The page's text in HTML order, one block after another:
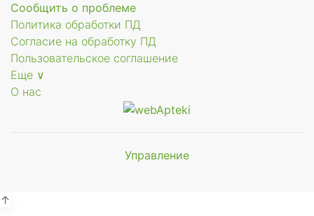
Сообщить о проблеме
Политика обработки ПД
Согласие на обработку ПД
Пользовательское соглашение
Еще ∨
О нас
Управление
↑
Мы будем